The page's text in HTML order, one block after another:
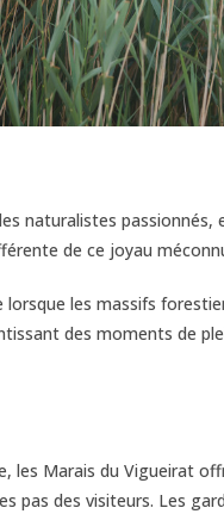
naturalistes passionnés,
de ce joyau
les massifs
des moments de
les Marais du Vigueirat
pas des visiteurs. Les